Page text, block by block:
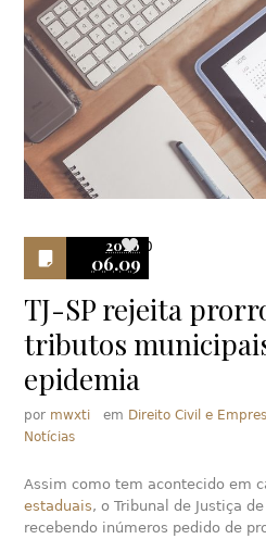
2020
06.09
0
TJ-SP rejeita
tributos
epidemia
por mwxti em Direito Civil e
Notícias
Assim como tem acontecido em
estaduais, o Tribunal de Justiça
recebendo inúmeros pedido de